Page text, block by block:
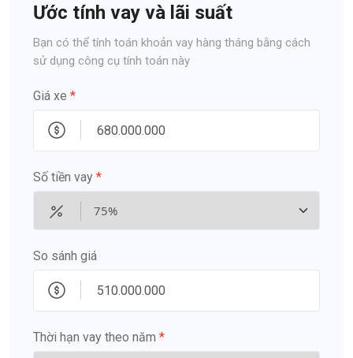
Ước tính vay và lãi suất
Bạn có thể tính toán khoản vay hàng tháng bằng cách
sử dụng công cụ tính toán này
Giá xe *
Số tiền vay *
So sánh giá
Thời hạn vay theo năm *